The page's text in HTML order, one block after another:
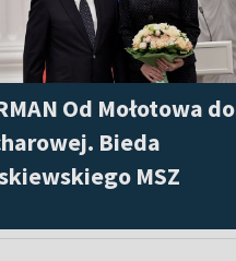
Od Mołotowa do
Bieda
MSZ